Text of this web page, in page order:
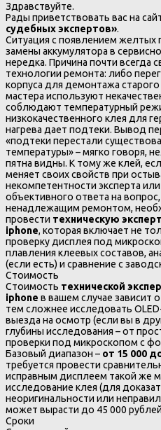
Здравствуйте.
Рады приветствовать вас на
судебных экспертов».
Ситуация с появлением желтых
замены аккумулятора в
нередка. Причина почти всегда
технологии ремонта: либо
корпуса для демонтажа
мастера используют
соблюдают температурный
низкокачественного клея для
нагрева дает подтеки. Вывод
«подтеки перестали
температуры» – мягко говоря,
пятна видны. К тому же клей,
меняет своих свойств при
некомпетентности эксперта
объективного ответа на
ненадлежащим ремонтом,
провести техническую
iphone, которая включает не
проверку дисплея под
плавления клеевых составов,
(если есть) и сравнение с
Стоимость
Стоимость технической
iphone в вашем случае зависит
тем сложнее исследовать
выезда на осмотр (если вы в
глубины исследования – от
проверки под микроскопом с
Базовый диапазон – от 15 000
требуется провести
исправным дисплеем такой же
исследование клея (для
неоригинальности или
может вырасти до 45 000
Сроки